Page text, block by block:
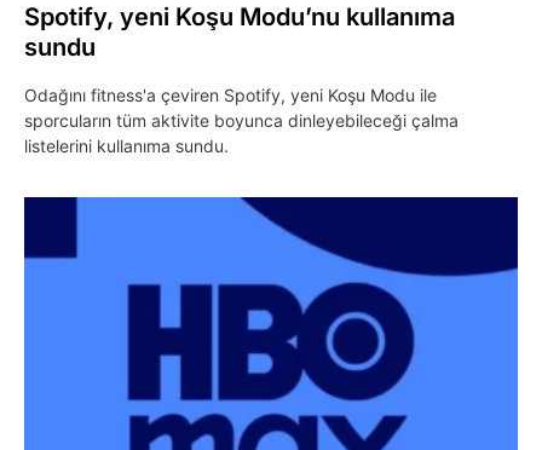
Spotify, yeni Koşu Modu’nu kullanıma
sundu
Odağını fitness'a çeviren Spotify, yeni Koşu Modu ile
sporcuların tüm aktivite boyunca dinleyebileceği çalma
listelerini kullanıma sundu.